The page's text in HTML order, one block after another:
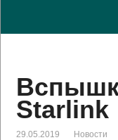
Starlink
29.05.2019 Новости